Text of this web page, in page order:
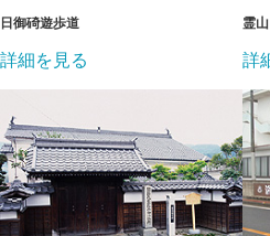
日御碕遊歩道
詳細を見る
霊山
詳